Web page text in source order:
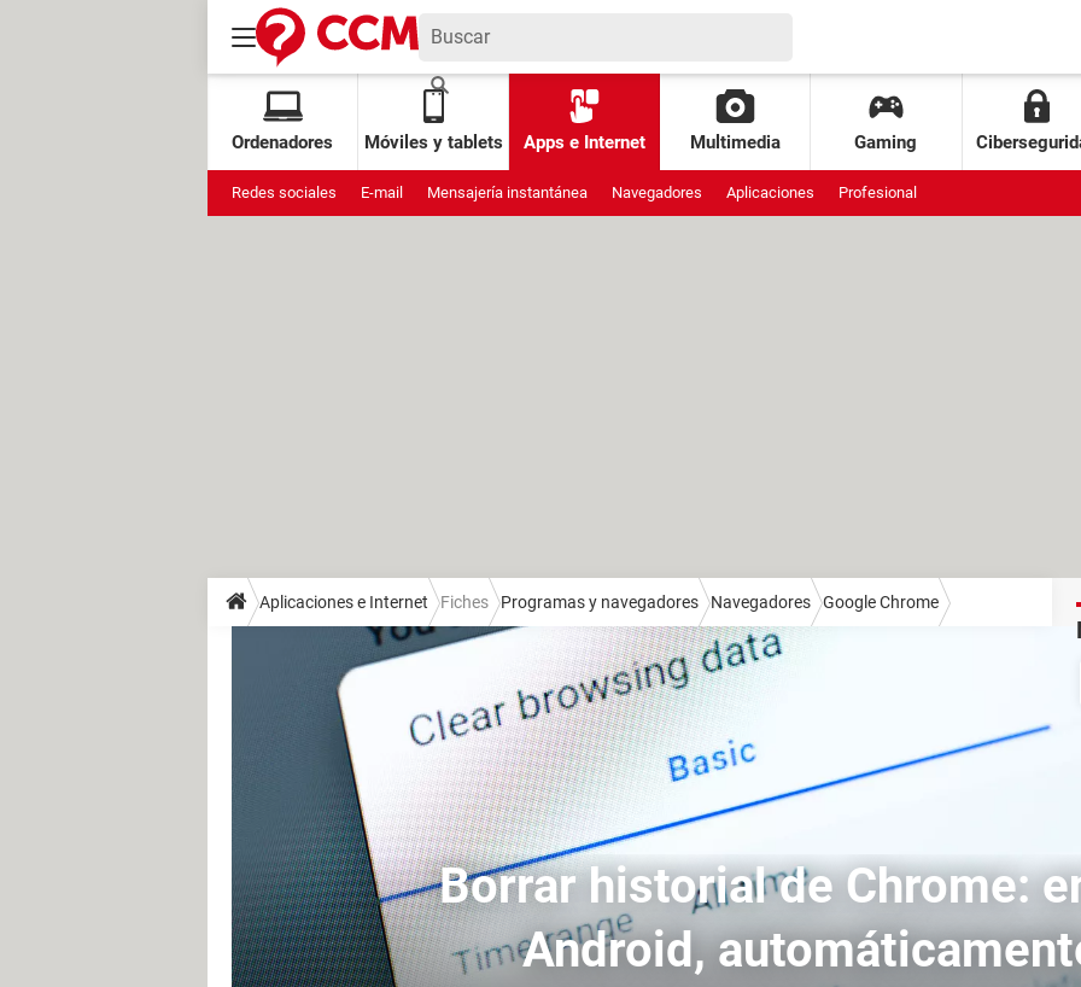
Ordenadores Móviles y tablets Apps e Internet Multimedia Gaming
Redes sociales E-mail Mensajería instantánea Navegadores Aplicaciones Profesional
Aplicaciones e Internet Fiches Programas y navegadores Navegadores Google Chrome
Borrar historial de Chrome:
Android,